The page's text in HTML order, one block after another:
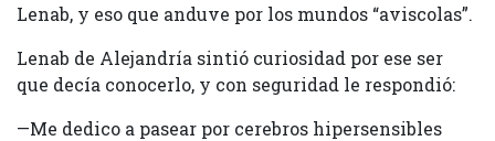
Lenab, y eso que anduve por los mundos “aviscolas”.
Lenab de Alejandría sintió curiosidad por ese ser
que decía conocerlo, y con seguridad le respondió:
—Me dedico a pasear por cerebros hipersensibles